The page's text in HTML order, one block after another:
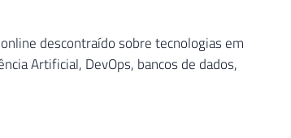
descontraído sobre tecnologias em
Artificial, DevOps, bancos de dados,